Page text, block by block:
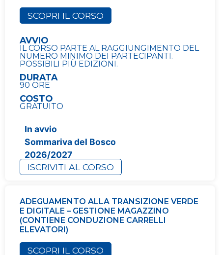
SCOPRI IL CORSO
AVVIO
IL CORSO PARTE AL RAGGIUNGIMENTO DEL
NUMERO MINIMO DEI PARTECIPANTI.
POSSIBILI PIÙ EDIZIONI.
DURATA
90 ORE
COSTO
GRATUITO
In avvio
Sommariva del Bosco
2026/2027
ISCRIVITI AL CORSO
ADEGUAMENTO ALLA TRANSIZIONE VERDE
E DIGITALE – GESTIONE MAGAZZINO
(CONTIENE CONDUZIONE CARRELLI
ELEVATORI)
SCOPRI IL CORSO